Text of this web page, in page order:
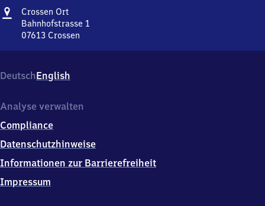
Adresse
Crossen Ort
Ort
Bahnhofstrasse 1
07613 Crossen
Bahnhofstrasse
1,
7
1
3
DeutschEnglish
Analyse verwalten
Compliance
Datenschutzhinweise
Informationen zur Barrierefreiheit
Impressum